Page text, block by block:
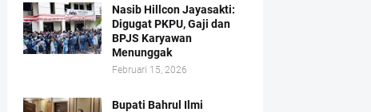
Nasib Hillcon Jayasakti:
Digugat PKPU, Gaji dan
BPJS Karyawan
Menunggak
Februari 15, 2026
Bupati Bahrul Ilmi